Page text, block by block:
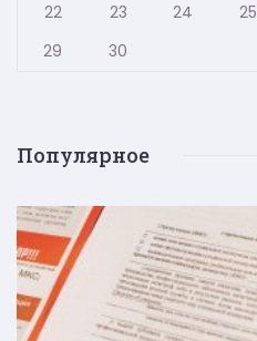
22
23 24 25
29
30
Популярное